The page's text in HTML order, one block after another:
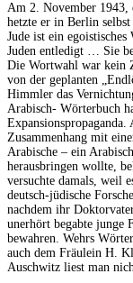
Am 2. November 1943,
hetzte er in Berlin
Jude ist ein
Juden entledigt … Sie
Die Wortwahl war kein
von der geplanten
Himmler das
Arabisch- Wörterbuch
Zusammenhang mit
Arabische – ein
herausbringen wollte,
versuchte damals, weil
deutsch-jüdische
nachdem ihr
unerhört begabte junge
bewahren. Wehrs
auch dem Fräulein H.
Auschwitz liest man